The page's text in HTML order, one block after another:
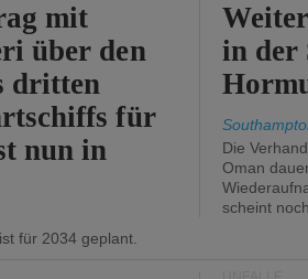
mit
über den
dritten
für
nun in
für 2034 geplant.
in der
Die
Oman
scheint